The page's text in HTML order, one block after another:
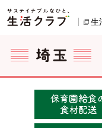
ページの先頭です。
生